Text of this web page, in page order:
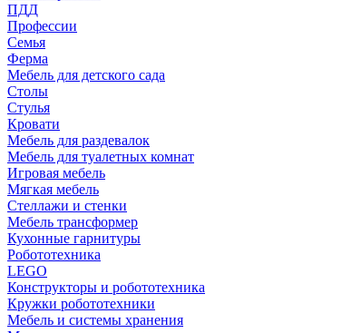
ПДД
Профессии
Семья
Ферма
Мебель для детского сада
Столы
Cтулья
Кровати
Мебель для раздевалок
Мебель для туалетных комнат
Игровая мебель
Мягкая мебель
Стеллажи и стенки
Мебель трансформер
Кухонные гарнитуры
Робототехника
LEGO
Конструкторы и робототехника
Кружки робототехники
Мебель и системы хранения